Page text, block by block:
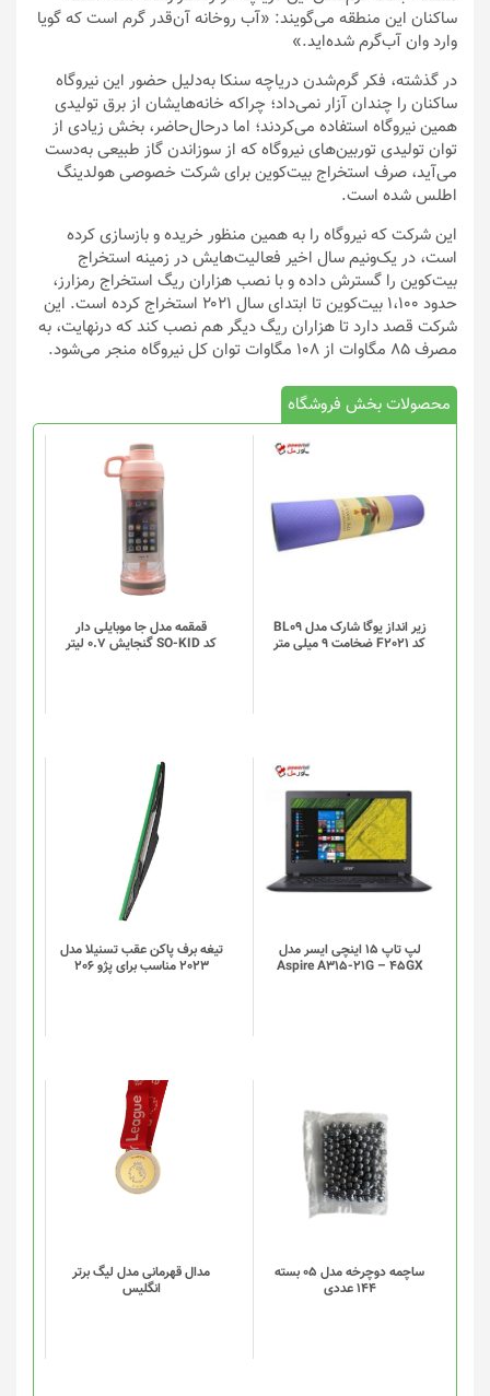
ساکنان این منطقه می‌گویند: «آب روخانه آن‌قدر گرم است که گویا
وارد وان آب‌گرم شده‌اید.»
در گذشته، فکر گرم‌شدن دریاچه سنکا به‌دلیل حضور این نیروگاه
ساکنان را چندان آزار نمی‌داد؛ چراکه خانه‌هایشان از برق تولیدی
همین نیروگاه استفاده می‌کردند؛ اما در‌حال‌حاضر، بخش زیادی از
توان تولیدی توربین‌های نیروگاه که از سوزاندن گاز طبیعی به‌دست
می‌آید، صرف استخراج بیت‌کوین برای شرکت خصوصی هولدینگ
اطلس شده است.
این شرکت که نیروگاه را به همین منظور خریده و بازسازی کرده
است، در یک‌ونیم سال اخیر فعالیت‌هایش در زمینه استخراج
بیت‌کوین را گسترش داده و با نصب هزاران ریگ استخراج رمزارز،
حدود ۱،۱۰۰ بیت‌کوین تا ابتدای سال ۲۰۲۱ استخراج کرده است. این
شرکت قصد دارد تا هزاران ریگ دیگر هم نصب کند که درنهایت، به
مصرف ۸۵ مگاوات از ۱۰۸ مگاوات توان کل نیروگاه منجر می‌شود.
محصولات بخش فروشگاه
زیر انداز یوگا شارک مدل BL09
کد F2021 ضخامت 9 میلی متر
قمقمه مدل جا موبایلی دار
کد SO-KID گنجایش 0.7 لیتر
این
محصول
دارای
انواع
مختلفی
می
گزینه
ها
لپ تاپ 15 اینچی ایسر مدل
Aspire A315-21G – 45GX
تیغه برف پاکن عقب تسنیلا مدل
2023 مناسب برای پژو 206
ساچمه دوچرخه مدل 05 بسته
144 عددی
این
محصول
دارای
انواع
مختلفی
گزینه
ها
مدال قهرمانی مدل لیگ برتر
انگلیس
این
محصول
دارای
انواع
گزینه
ها